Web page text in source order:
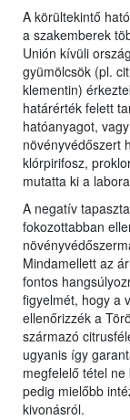
A körültekintő
a szakemberek
Unión kívüli
gyümölcsök (pl.
klementin)
határérték felett
hatóanyagot,
növényvédőszert
klórpirifosz,
mutatta ki a
A negatív
fokozottabban
Mindamellett az
fontos
figyelmét, hogy a
ellenőrizzék a
származó
ugyanis így
megfelelő tétel
pedig mielőbb
kivonásról.